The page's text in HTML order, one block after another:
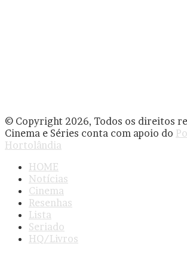
© Copyright 2026, Todos os direitos
Cinema e Séries conta com apoio do
Hortolândia
HOME
Notícias
Cinema
Resenhas
Lista
Seriado
HQ/Livros